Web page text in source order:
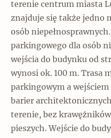
terenie centrum miasta
znajduje się także jedno
osób
parkingowego dla osób
wejścia do budynku od
wynosi ok. 100 m. Trasa
parkingowym a
barier
terenie, bez
pieszych. Wejście do